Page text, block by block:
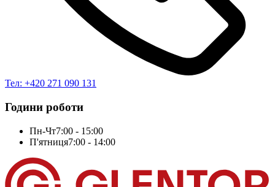
Тел: +420 271 090 131
Години роботи
Пн-Чт7:00 - 15:00
П'ятниця7:00 - 14:00